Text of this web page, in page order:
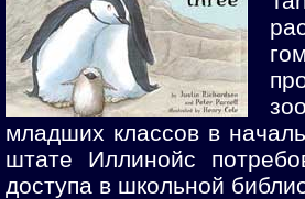
младших классов в
штате Иллинойс
доступа в школьной